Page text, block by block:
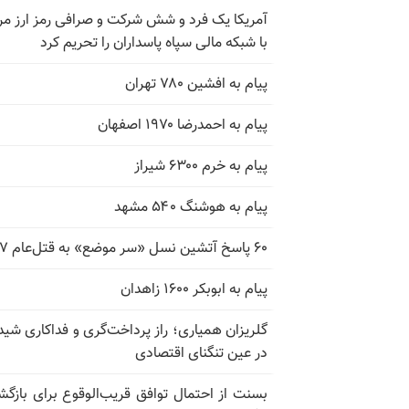
آمریکا یک فرد و شش شرکت و صرافی رمز ارز
با شبکه مالی سپاه پاسداران را تحریم کرد
پیام به افشین ۷۸۰ تهران
پیام به احمدرضا ۱۹۷۰ اصفهان
پیام به خرم ۶۳۰۰ شیراز
پیام به هوشنگ ۵۴۰ مشهد
۶۰ پاسخ آتشین نسل «سر موضع» به قتل‌عام ۶۷
پیام به ابوبکر ۱۶۰۰ زاهدان
گلریزان همیاری؛ راز پرداخت‌گری و فداکاری
در عین تنگنای اقتصادی
بسنت از احتمال توافق قریب‌الوقوع برای